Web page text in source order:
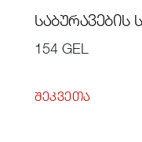
ᲡᲐᲑᲣᲠᲐᲕᲔᲑᲘᲡ
154 GEL
ᲨᲔᲙᲕᲔᲗᲐ